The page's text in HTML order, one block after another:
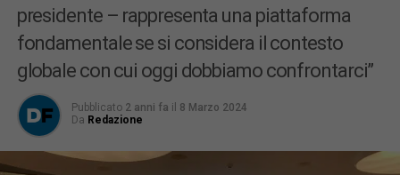
presidente – rappresenta una piattaforma
fondamentale se si considera il contesto
globale con cui oggi dobbiamo confrontarci”
Pubblicato 2 anni fa il 8 Marzo 2024
Da Redazione